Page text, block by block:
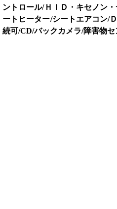
ントロール/ＨＩＤ・キセノン
ートヒーター/シートエアコン/
続可/CD/バックカメラ/障害物